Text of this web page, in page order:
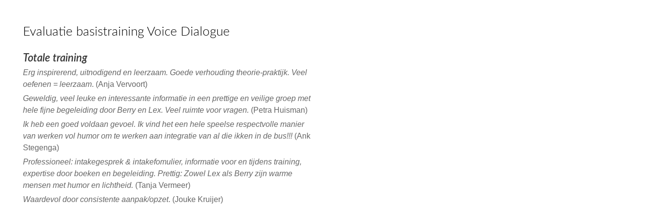
Evaluatie basistraining Voice Dialogue
Totale training
Erg inspirerend, uitnodigend en leerzaam. Goede verhouding theorie-praktijk. Veel
oefenen = leerzaam. (Anja Vervoort)
Geweldig, veel leuke en interessante informatie in een prettige en veilige groep met
hele fijne begeleiding door Berry en Lex. Veel ruimte voor vragen. (Petra Huisman)
Ik heb een goed voldaan gevoel. Ik vind het een hele speelse respectvolle manier
van werken vol humor om te werken aan integratie van al die ikken in de bus!!!(Ank
Stegenga)
Professioneel: intakegesprek & intakefomulier, informatie voor en tijdens training,
expertise door boeken en begeleiding. Prettig: Zowel Lex als Berry zijn warme
mensen met humor en lichtheid. (Tanja Vermeer)
Waardevol door consistente aanpak/opzet. (Jouke Kruijer)